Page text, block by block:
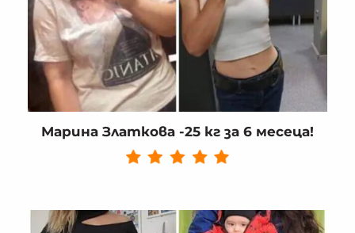
Марина Златкова -25 кг за 6 месеца!